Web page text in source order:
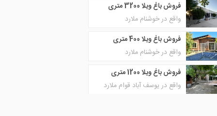
فروش باغ ویلا 3200 متری
واقع در خوشنام ملارد
فروش باغ ویلا 400 متری
واقع در خوشنام ملارد
فروش باغ ویلا 1200 متری
واقع در یوسف آباد قوام ملارد